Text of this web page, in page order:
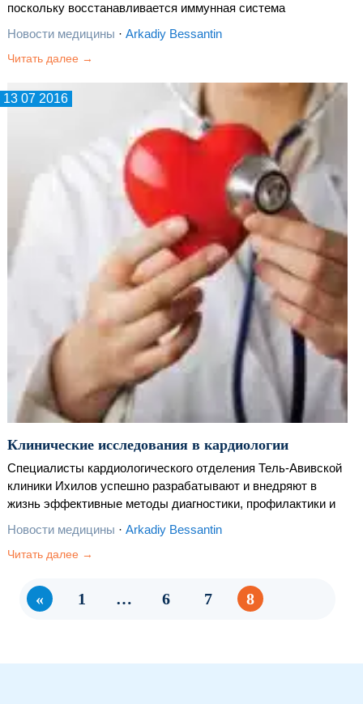
поскольку восстанавливается иммунная система
может значительно снизить риск онкологии.
Новости медицины · Arkadiy Bessantin
Читать далее →
13 07 2016
Клинические исследования в кардиологии
Специалисты кардиологического отделения Тель-Авивской
клиники Ихилов успешно разрабатывают и внедряют в
жизнь эффективные методы диагностики, профилактики и
Новости медицины · Arkadiy Bessantin
Читать далее →
« 1 … 6 7 8